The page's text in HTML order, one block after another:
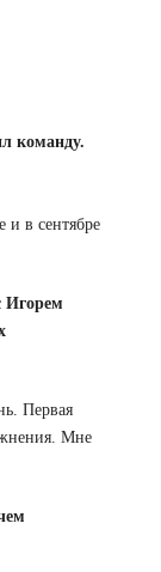
команду.
и в сентябре
Игорем
Первая
Мне